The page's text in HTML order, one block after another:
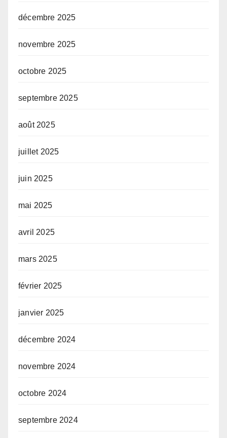
décembre 2025
novembre 2025
octobre 2025
septembre 2025
août 2025
juillet 2025
juin 2025
mai 2025
avril 2025
mars 2025
février 2025
janvier 2025
décembre 2024
novembre 2024
octobre 2024
septembre 2024